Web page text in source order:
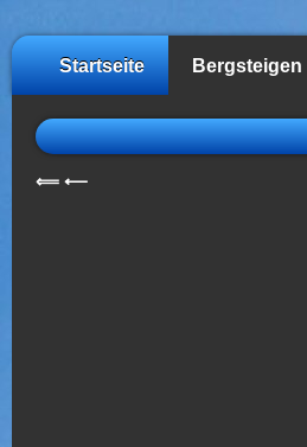
Startseite Bergsteigen
⟸ ⟵